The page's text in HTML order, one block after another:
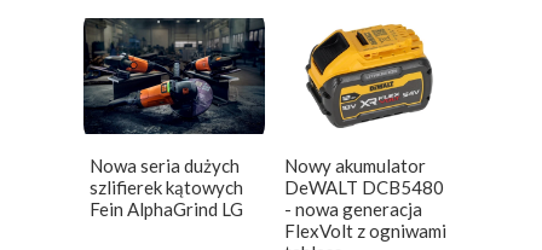
Nowa seria dużych
szlifierek kątowych
Fein AlphaGrind LG
Nowy akumulator
DeWALT DCB5480
- nowa generacja
FlexVolt z ogniwami